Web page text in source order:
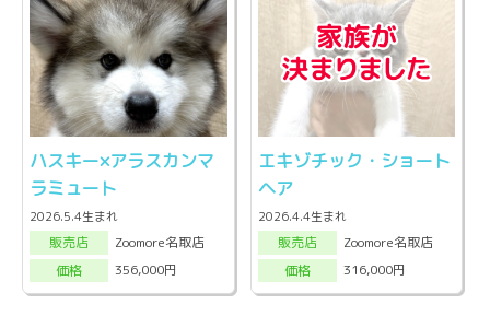
ハスキー×アラスカンマ
ラミュート
2026.5.4生まれ
販売店
Zoomore名取店
価格
356,000円
エキゾチック・ショート
ヘア
2026.4.4生まれ
販売店
Zoomore名取店
価格
316,000円